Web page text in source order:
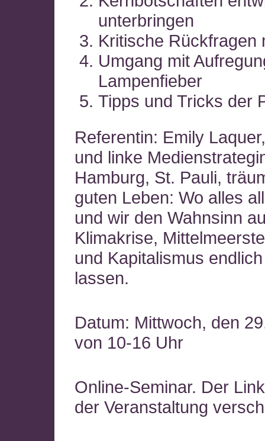
unterbringen
Kritische Rückfragen
Umgang mit
Lampenfieber
Tipps und Tricks der
Referentin: Emily
und linke
Hamburg, St. Pauli,
guten Leben: Wo alles
und wir den Wahnsinn
Klimakrise,
und Kapitalismus
lassen.
Datum: Mittwoch, den
von 10-16 Uhr
Online-Seminar. Der
der Veranstaltung